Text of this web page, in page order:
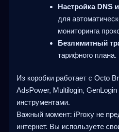
Настройка DNS
для
мониторинга
Безлимитный
тарифного плана.
Из коробки работает с Octo
AdsPower, Multilogin, GenLogin
инструментами.
Важный момент: iProxy не
интернет. Вы используете